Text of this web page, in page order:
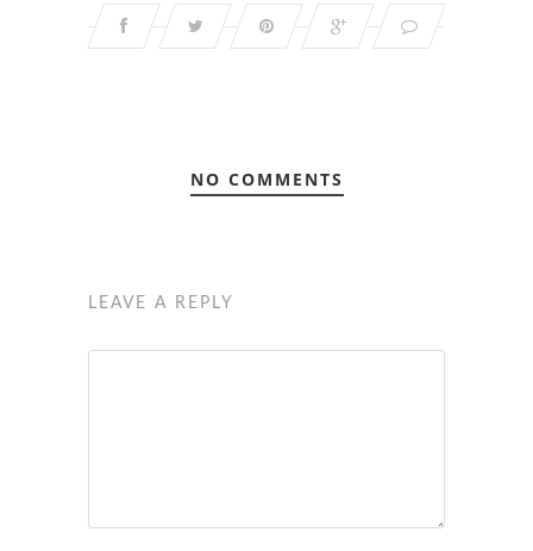
NO COMMENTS
LEAVE A REPLY